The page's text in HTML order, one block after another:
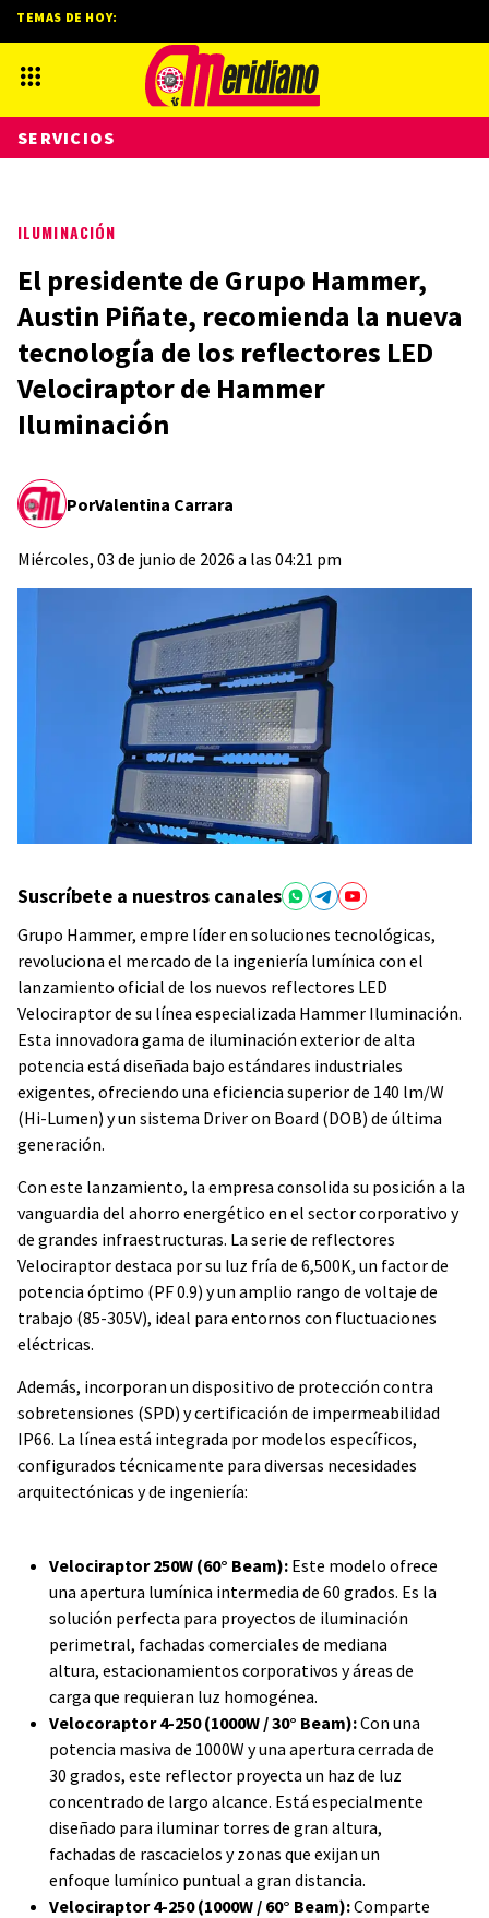
ILUMINACIÓN
El presidente de Grupo Hammer,
Austin Piñate, recomienda la nueva
tecnología de los reflectores LED
Velociraptor de Hammer
Iluminación
PorValentina Carrara
Miércoles, 03 de junio de 2026 a las 04:21 pm
Suscríbete a nuestros canales
Grupo Hammer, empre líder en soluciones tecnológicas,
revoluciona el mercado de la ingeniería lumínica con el
lanzamiento oficial de los nuevos reflectores LED
Velociraptor de su línea especializada Hammer Iluminación.
Esta innovadora gama de iluminación exterior de alta
potencia está diseñada bajo estándares industriales
exigentes, ofreciendo una eficiencia superior de 140 lm/W
(Hi-Lumen) y un sistema Driver on Board (DOB) de última
generación.
Con este lanzamiento, la empresa consolida su posición a la
vanguardia del ahorro energético en el sector corporativo y
de grandes infraestructuras. La serie de reflectores
Velociraptor destaca por su luz fría de 6,500K, un factor de
potencia óptimo (PF 0.9) y un amplio rango de voltaje de
trabajo (85-305V), ideal para entornos con fluctuaciones
eléctricas.
Además, incorporan un dispositivo de protección contra
sobretensiones (SPD) y certificación de impermeabilidad
IP66. La línea está integrada por modelos específicos,
configurados técnicamente para diversas necesidades
arquitectónicas y de ingeniería:
Velociraptor 250W (60° Beam):Este modelo ofrece
una apertura lumínica intermedia de 60 grados. Es la
solución perfecta para proyectos de iluminación
perimetral, fachadas comerciales de mediana
altura, estacionamientos corporativos y áreas de
carga que requieran luz homogénea.
Velocoraptor 4-250 (1000W / 30° Beam):Con una
potencia masiva de 1000W y una apertura cerrada de
30 grados, este reflector proyecta un haz de luz
concentrado de largo alcance. Está especialmente
diseñado para iluminar torres de gran altura,
fachadas de rascacielos y zonas que exijan un
enfoque lumínico puntual a gran distancia.
Velociraptor 4-250 (1000W / 60° Beam):Comparte
TEMAS DE HOY:
SERVICIOS